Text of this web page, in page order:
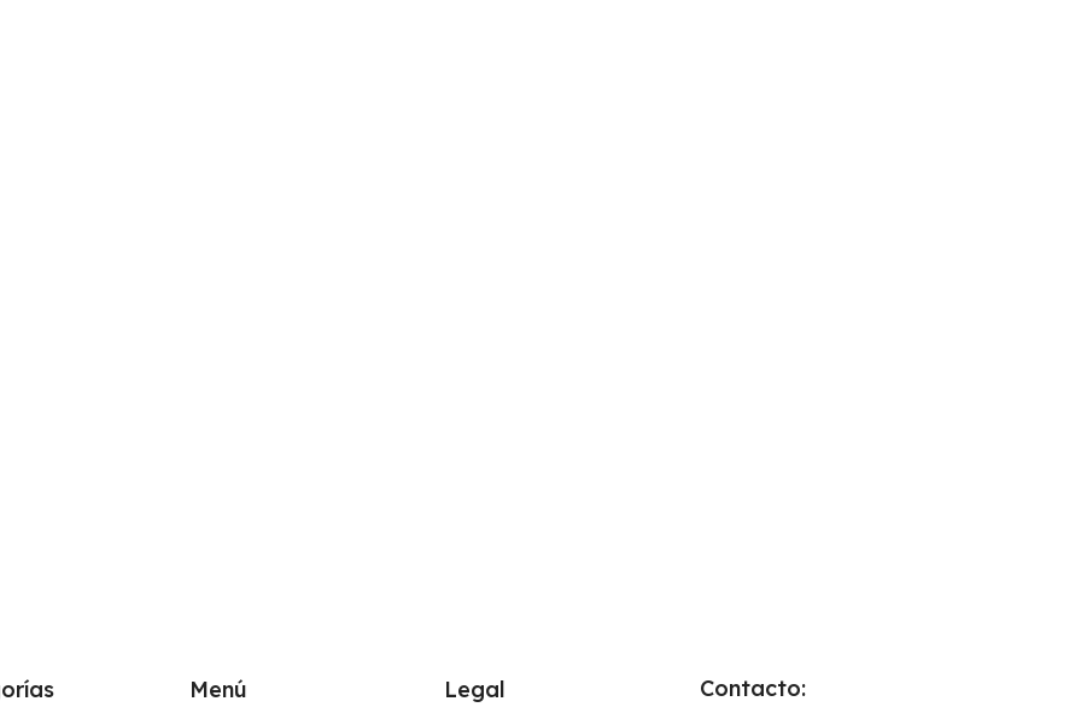
Menú Legal Contacto: